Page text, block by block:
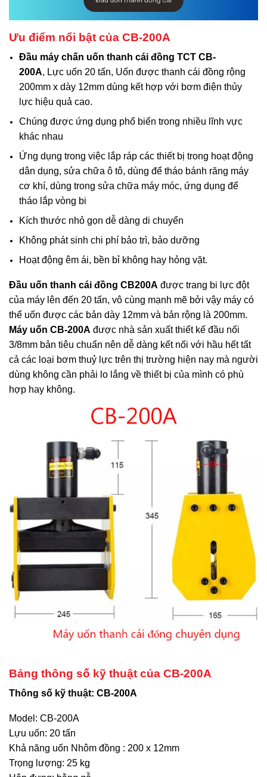
Ưu điểm nổi bật của CB-200A
Đầu máy chấn uốn thanh cái đồng TCT CB-
200A, Lực uốn 20 tấn, Uốn được thanh cái đồng rộng
200mm x dày 12mm dùng kết hợp với bơm điện thủy
lực hiệu quả cao.
Chúng được ứng dụng phổ biến trong nhiều lĩnh vực
khác nhau
Ứng dụng trong việc lắp ráp các thiết bị trong hoạt động
dân dụng, sửa chữa ô tô, dùng để tháo bánh răng máy
cơ khí, dùng trong sửa chữa máy móc, ứng dụng để
tháo lắp vòng bi
Kích thước nhỏ gọn dễ dàng di chuyển
Không phát sinh chi phí bảo trì, bảo dưỡng
Hoạt động êm ái, bền bỉ không hay hỏng vặt.
Đầu uốn thanh cái đồng CB200A được trang bi lực đột
của máy lên đến 20 tấn, vô cùng mạnh mẽ bởi vậy máy có
thể uốn được các bản dày 12mm và bản rộng là 200mm.
Máy uốn CB-200A được nhà sản xuất thiết kế đầu nối
3/8mm bản tiêu chuẩn nên dễ dàng kết nối với hầu hết tất
cả các loại bơm thuỷ lực trên thị trường hiện nay mà người
dùng không cần phải lo lắng về thiết bị của mình có phù
hợp hay không.
Bảng thông số kỹ thuật của CB-200A
Thông số kỹ thuật: CB-200A
Model: CB-200A
Lựu uốn: 20 tấn
Khả năng uốn Nhôm đồng : 200 x 12mm
Trọng lượng: 25 kg